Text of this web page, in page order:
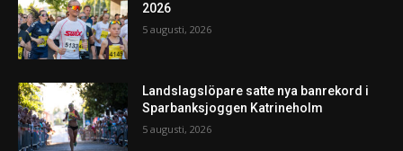
2026
5 augusti, 2026
Landslagslöpare satte nya banrekord i
Sparbanksjoggen Katrineholm
5 augusti, 2026